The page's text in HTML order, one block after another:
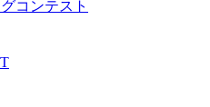
コンテスト